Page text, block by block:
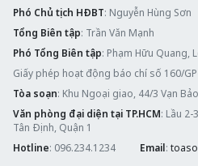
Phó Chủ tịch HĐBT: Nguyễn Hùng Sơn
Tổng Biên tập: Trần Văn Mạnh
Phó Tổng Biên tập: Phạm Hữu Quang,
Giấy phép hoạt động báo chí số 160/
Tòa soạn: Khu Ngoại giao, 44/3 Vạn
Văn phòng đại diện tại TP.HCM: Lầu
Tân Định, Quận 1
Hotline: 096.234.1234 Email: